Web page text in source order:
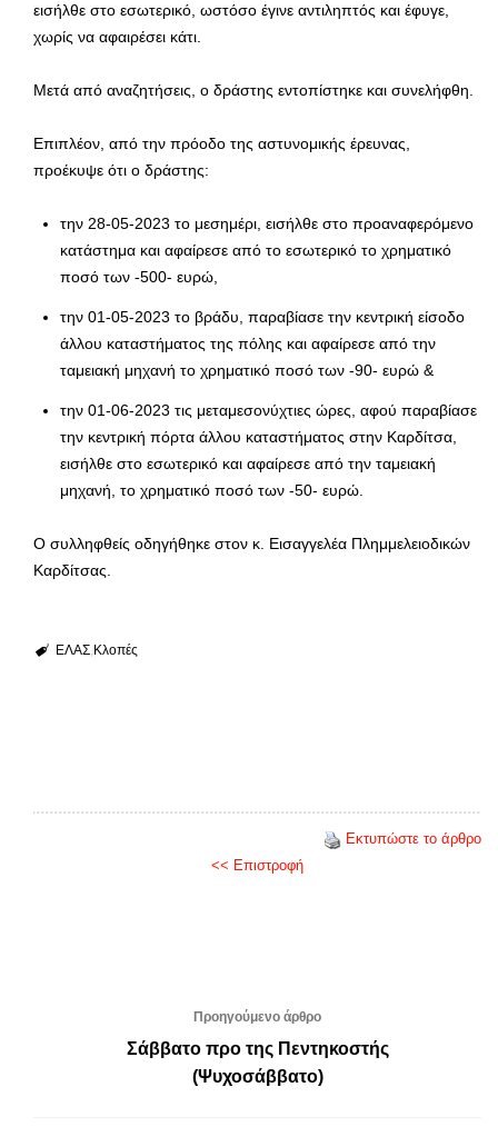
εισήλθε στο εσωτερικό, ωστόσο έγινε αντιληπτός και έφυγε,
χωρίς να αφαιρέσει κάτι.
Μετά από αναζητήσεις, ο δράστης εντοπίστηκε και συνελήφθη.
Επιπλέον, από την πρόοδο της αστυνομικής έρευνας,
προέκυψε ότι ο δράστης:
την 28-05-2023 το μεσημέρι, εισήλθε στο προαναφερόμενο
κατάστημα και αφαίρεσε από το εσωτερικό το χρηματικό
ποσό των -500- ευρώ,
την 01-05-2023 το βράδυ, παραβίασε την κεντρική είσοδο
άλλου καταστήματος της πόλης και αφαίρεσε από την
ταμειακή μηχανή το χρηματικό ποσό των -90- ευρώ &
την 01-06-2023 τις μεταμεσονύχτιες ώρες, αφού παραβίασε
την κεντρική πόρτα άλλου καταστήματος στην Καρδίτσα,
εισήλθε στο εσωτερικό και αφαίρεσε από την ταμειακή
μηχανή, το χρηματικό ποσό των -50- ευρώ.
Ο συλληφθείς οδηγήθηκε στον κ. Εισαγγελέα Πλημμελειοδικών
Καρδίτσας.
ΕΛΑΣ Κλοπές
Εκτυπώστε το άρθρο
<< Επιστροφή
Προηγούμενο άρθρο
Σάββατο προ της Πεντηκοστής
(Ψυχοσάββατο)